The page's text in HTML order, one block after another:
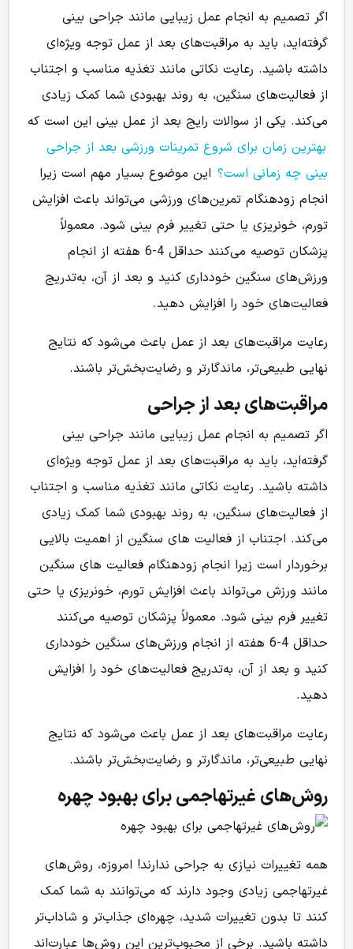
اگر تصمیم به انجام عمل زیبایی مانند جراحی بینی
گرفته‌اید، باید به مراقبت‌های بعد از عمل توجه ویژه‌ای
داشته باشید. رعایت نکاتی مانند تغذیه مناسب و اجتناب
از فعالیت‌های سنگین، به روند بهبودی شما کمک زیادی
می‌کند. یکی از سوالات رایج بعد از عمل بینی این است که
بهترین زمان برای شروع تمرینات ورزشی بعد از جراحی
بینی چه زمانی است؟ این موضوع بسیار مهم است زیرا
انجام زودهنگام تمرین‌های ورزشی می‌تواند باعث افزایش
تورم، خونریزی یا حتی تغییر فرم بینی شود. معمولاً
پزشکان توصیه می‌کنند حداقل 4-6 هفته از انجام
ورزش‌های سنگین خودداری کنید و بعد از آن، به‌تدریج
فعالیت‌های خود را افزایش دهید.
رعایت مراقبت‌های بعد از عمل باعث می‌شود که نتایج
نهایی طبیعی‌تر، ماندگارتر و رضایت‌بخش‌تر باشند.
مراقبت‌های بعد از جراحی
اگر تصمیم به انجام عمل زیبایی مانند جراحی بینی
گرفته‌اید، باید به مراقبت‌های بعد از عمل توجه ویژه‌ای
داشته باشید. رعایت نکاتی مانند تغذیه مناسب و اجتناب
از فعالیت‌های سنگین، به روند بهبودی شما کمک زیادی
می‌کند. اجتناب از فعالیت های سنگین از اهمیت بالایی
برخوردار است زیرا انجام زودهنگام فعالیت های سنگین
مانند ورزش می‌تواند باعث افزایش تورم، خونریزی یا حتی
تغییر فرم بینی شود. معمولاً پزشکان توصیه می‌کنند
حداقل 4-6 هفته از انجام ورزش‌های سنگین خودداری
کنید و بعد از آن، به‌تدریج فعالیت‌های خود را افزایش
دهید.
رعایت مراقبت‌های بعد از عمل باعث می‌شود که نتایج
نهایی طبیعی‌تر، ماندگارتر و رضایت‌بخش‌تر باشند.
روش‌های غیرتهاجمی برای بهبود چهره
همه تغییرات نیازی به جراحی ندارند! امروزه، روش‌های
غیرتهاجمی زیادی وجود دارند که می‌توانند به شما کمک
کنند تا بدون تغییرات شدید، چهره‌ای جذاب‌تر و شاداب‌تر
داشته باشید. برخی از محبوب‌ترین این روش‌ها عبارت‌اند